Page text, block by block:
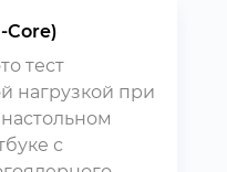
Core)
тест
нагрузкой при
с